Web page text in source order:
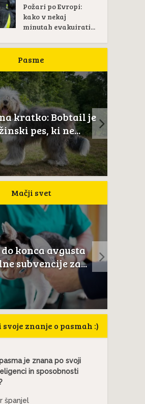
Požari po Evropi:
kako v nekaj
minutah evakuirati...
Pasme
kratko: Bobtail je
pes, ki ne...
Mačji svet
do konca avgusta
subvencije za...
znanje o pasmah :)
je znana po svoji
in sposobnosti
španjel